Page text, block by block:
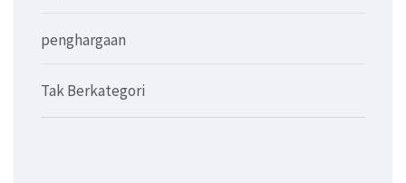
penghargaan
Tak Berkategori